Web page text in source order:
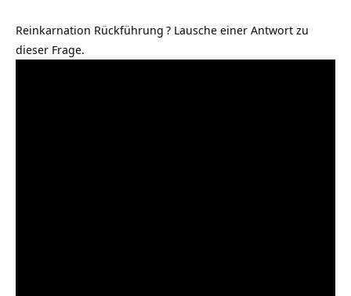
Reinkarnation Rückführung ? Lausche einer Antwort zu
dieser Frage.